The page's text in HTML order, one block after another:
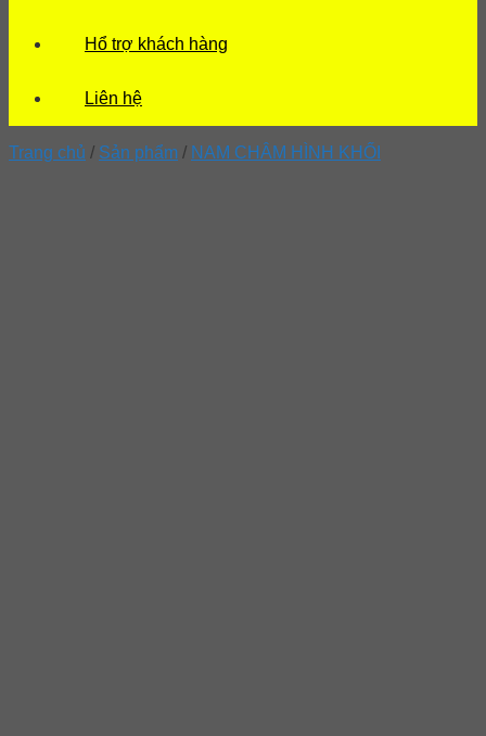
Hổ trợ khách hàng
Liên hệ
Trang chủ / Sản phẩm / NAM CHÂM HÌNH KHỐI